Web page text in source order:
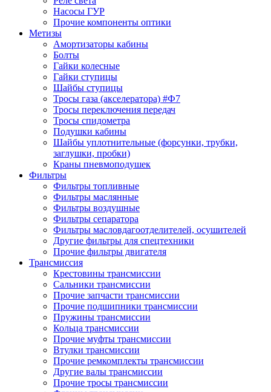
Насосы ГУР
Прочие компоненты оптики
Метизы
Амортизаторы кабины
Болты
Гайки колесные
Гайки ступицы
Шайбы ступицы
Тросы газа (акселератора) #Ф7
Тросы переключения передач
Тросы спидометра
Подушки кабины
Шайбы уплотнительные (форсунки, трубки,
заглушки, пробки)
Краны пневмоподушек
Фильтры
Фильтры топливные
Фильтры маслянные
Фильтры воздушные
Фильтры сепаратора
Фильтры масловдагоотделителей, осушителей
Другие фильтры для спецтехники
Прочие фильтры двигателя
Трансмиссия
Крестовины трансмиссии
Сальники трансмиссии
Прочие запчасти трансмиссии
Прочие подшипники трансмиссии
Пружины трансмиссии
Кольца трансмиссии
Прочие муфты трансмиссии
Втулки трансмиссии
Прочие ремкомплекты трансмиссии
Другие валы трансмиссии
Прочие тросы трансмиссии